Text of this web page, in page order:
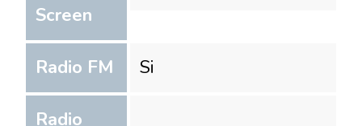
Screen
Radio FM Si
Radio